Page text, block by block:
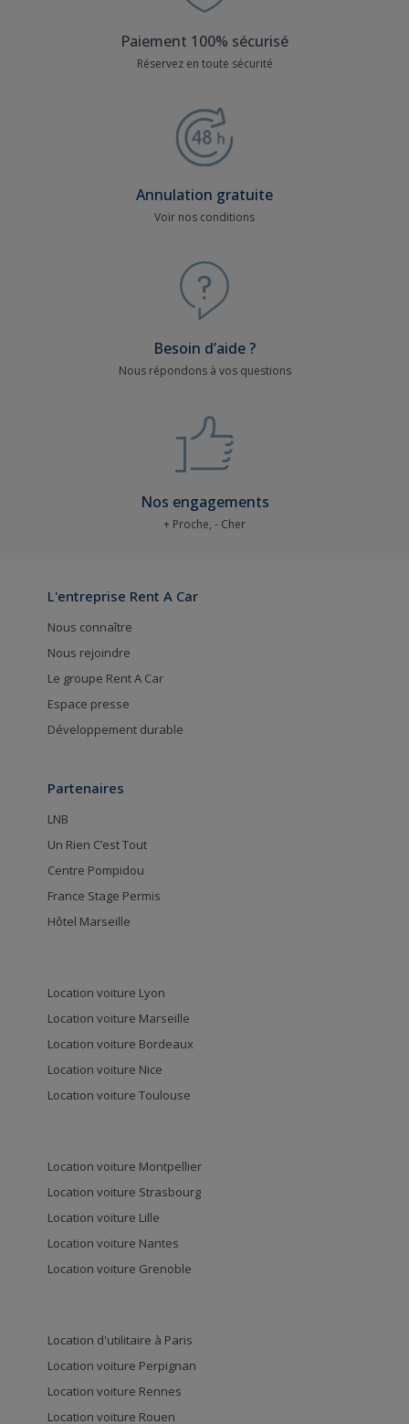
Paiement 100% sécurisé
Réservez en toute sécurité
Annulation gratuite
Voir nos conditions
Besoin d’aide ?
Nous répondons à vos questions
Nos engagements
+ Proche, - Cher
L'entreprise Rent A Car
Nous connaître
Nous rejoindre
Le groupe Rent A Car
Espace presse
Développement durable
Partenaires
LNB
Un Rien C’est Tout
Centre Pompidou
France Stage Permis
Hôtel Marseille
Location voiture Lyon
Location voiture Marseille
Location voiture Bordeaux
Location voiture Nice
Location voiture Toulouse
Location voiture Montpellier
Location voiture Strasbourg
Location voiture Lille
Location voiture Nantes
Location voiture Grenoble
Location d'utilitaire à Paris
Location voiture Perpignan
Location voiture Rennes
Location voiture Rouen